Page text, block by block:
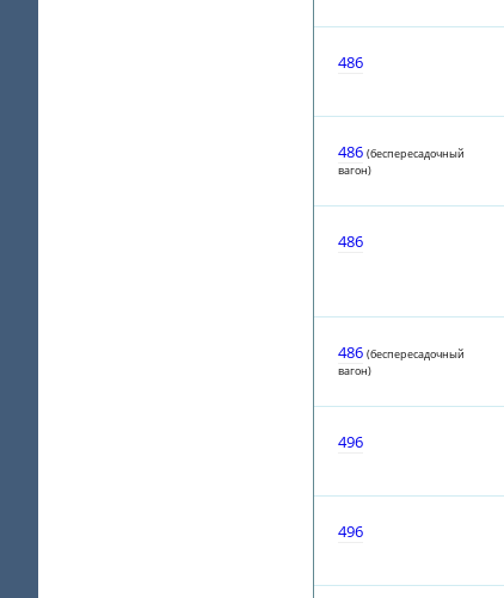
486
486 (беспересадочный
вагон)
486
486 (беспересадочный
вагон)
496
496